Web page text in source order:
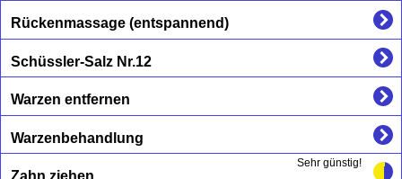
Rückenmassage (entspannend)
Schüssler-Salz Nr.12
Warzen entfernen
Warzenbehandlung
Sehr günstig!